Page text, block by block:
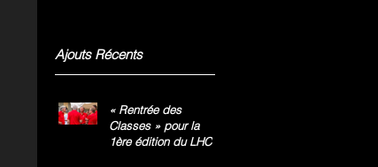
Ajouts Récents
« Rentrée des
Classes » pour la
1ère édition du LHC